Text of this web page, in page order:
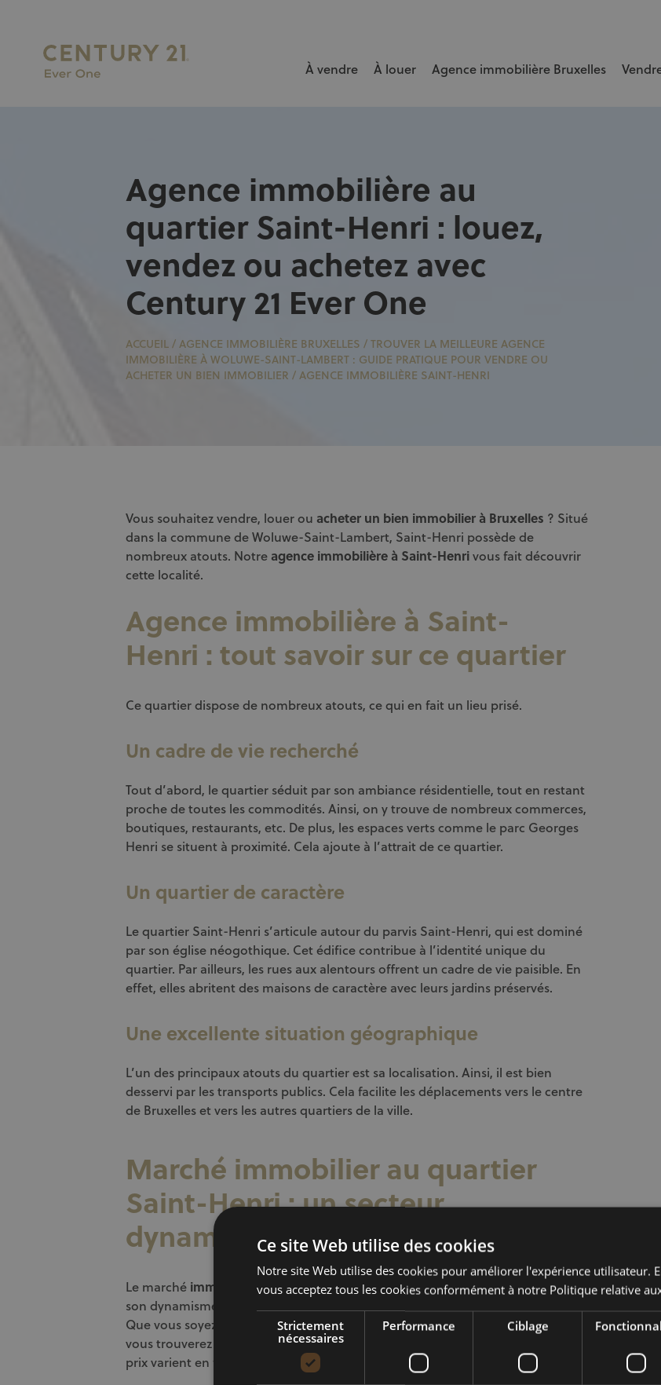
L’AGENCE N°1 À BRUXELLES pour vendre ou louer votre bien rapidement et au meilleur prix.
À vendre À louer Agence immobilière Bruxelles
Agence immobilière au
quartier Saint-Henri : louez,
vendez ou achetez avec
Century 21 Ever One
ACCUEIL /AGENCE IMMOBILIÈRE BRUXELLES /TROUVER LA MEILLEURE AGENCE
IMMOBILIÈRE À WOLUWE-SAINT-LAMBERT : GUIDE PRATIQUE POUR VENDRE OU
ACHETER UN BIEN IMMOBILIER /AGENCE IMMOBILIÈRE SAINT-HENRI
Vous souhaitez vendre, louer ou acheter un bien immobilier à Bruxelles ? Situé
dans la commune de Woluwe-Saint-Lambert, Saint-Henri possède de
nombreux atouts. Notre agence immobilière à Saint-Henrivous fait découvrir
cette localité.
Agence immobilière à Saint-
Henri : tout savoir sur ce quartier
Ce quartier dispose de nombreux atouts, ce qui en fait un lieu prisé.
Un cadre de vie recherché
Tout d’abord, le quartier séduit par son ambiance résidentielle, tout en restant
proche de toutes les commodités. Ainsi, on y trouve de nombreux commerces,
boutiques, restaurants, etc. De plus, les espaces verts comme le parc Georges
Henri se situent à proximité. Cela ajoute à l’attrait de ce quartier.
Un quartier de caractère
Le quartier Saint-Henri s’articule autour du parvis Saint-Henri, qui est dominé
par son église néogothique. Cet édifice contribue à l’identité unique du
quartier. Par ailleurs, les rues aux alentours offrent un cadre de vie paisible. En
effet, elles abritent des maisons de caractère avec leurs jardins préservés.
Une excellente situation géographique
L’un des principaux atouts du quartier est sa localisation. Ainsi, il est bien
desservi par les transports publics. Cela facilite les déplacements vers le centre
de Bruxelles et vers les autres quartiers de la ville.
Marché immobilier au quartier
Saint-Henri : un secteur
dynamique
Le marché immobilier au quartier Saint-Henrise caractérise par sa diversité et
son dynamisme. En effet, on y trouve une large gamme de biens immobiliers.
Que vous soyez à la recherche d’une maison unifamiliale ou d’un appartement,
vous trouverez une offre variée qui saura répondre à vos attentes. Notez que les
prix varient en fonction de la taille, de l’emplacement et de l’état du bien.
Ce site Web utilise des cookies
Notre site Web utilise des cookies pour améliorer l'expérience utilisateur.
vous acceptez tous les cookies conformément à notre Politique relative
Strictement
nécessaires
Performance Ciblage